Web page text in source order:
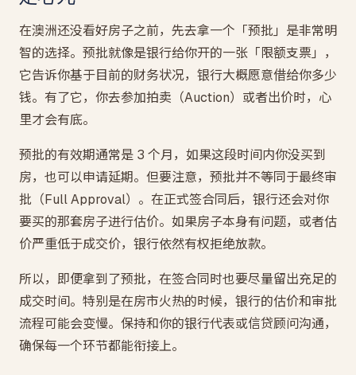
在澳洲还没看好房子之前，先去拿一个「预批」是非常明
智的选择。预批就像是银行给你开的一张「限额支票」，
它告诉你基于目前的财务状况，银行大概愿意借给你多少
钱。有了它，你去参加拍卖（Auction）或者出价时，心
里才会有底。
预批的有效期通常是 3 个月，如果这段时间内你没买到
房，也可以申请延期。但要注意，预批并不等同于最终审
批（Full Approval）。在正式签合同后，银行还会对你
要买的那套房子进行估价。如果房子本身有问题，或者估
价严重低于成交价，银行依然有权拒绝放款。
所以，即便拿到了预批，在签合同时也要尽量留出充足的
成交时间。特别是在房市火热的时候，银行的估价和审批
流程可能会变慢。保持和你的银行代表或信贷顾问沟通，
确保每一个环节都能衔接上。